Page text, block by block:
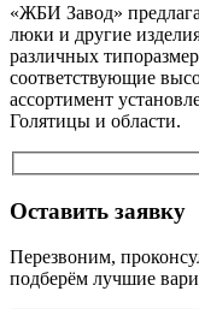
«ЖБИ Завод»
люки и другие
различных
соответствующие
ассортимент
Голятицы и области.
Оставить заявку
Перезвоним,
подберём лучшие